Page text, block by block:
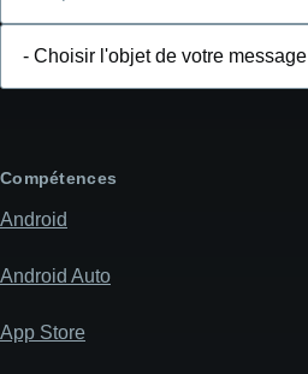
message
Compétences
Android
Android Auto
App Store